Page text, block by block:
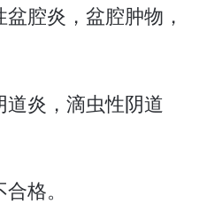
腔炎，盆腔肿物，
道炎，滴虫性阴道
格。